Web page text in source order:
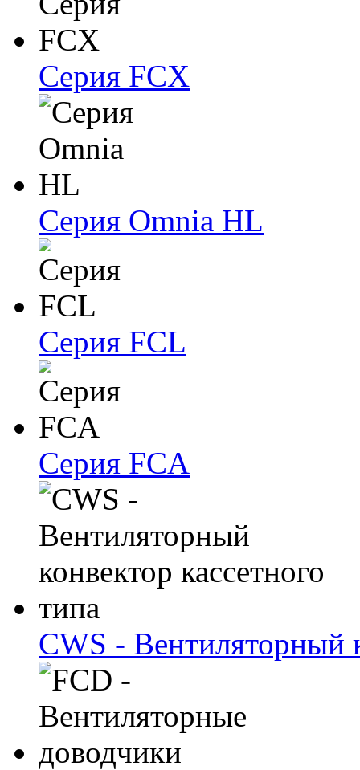
Серия FCX
Серия Omnia HL
Серия FCL
Серия FCA
CWS - Вентиляторный